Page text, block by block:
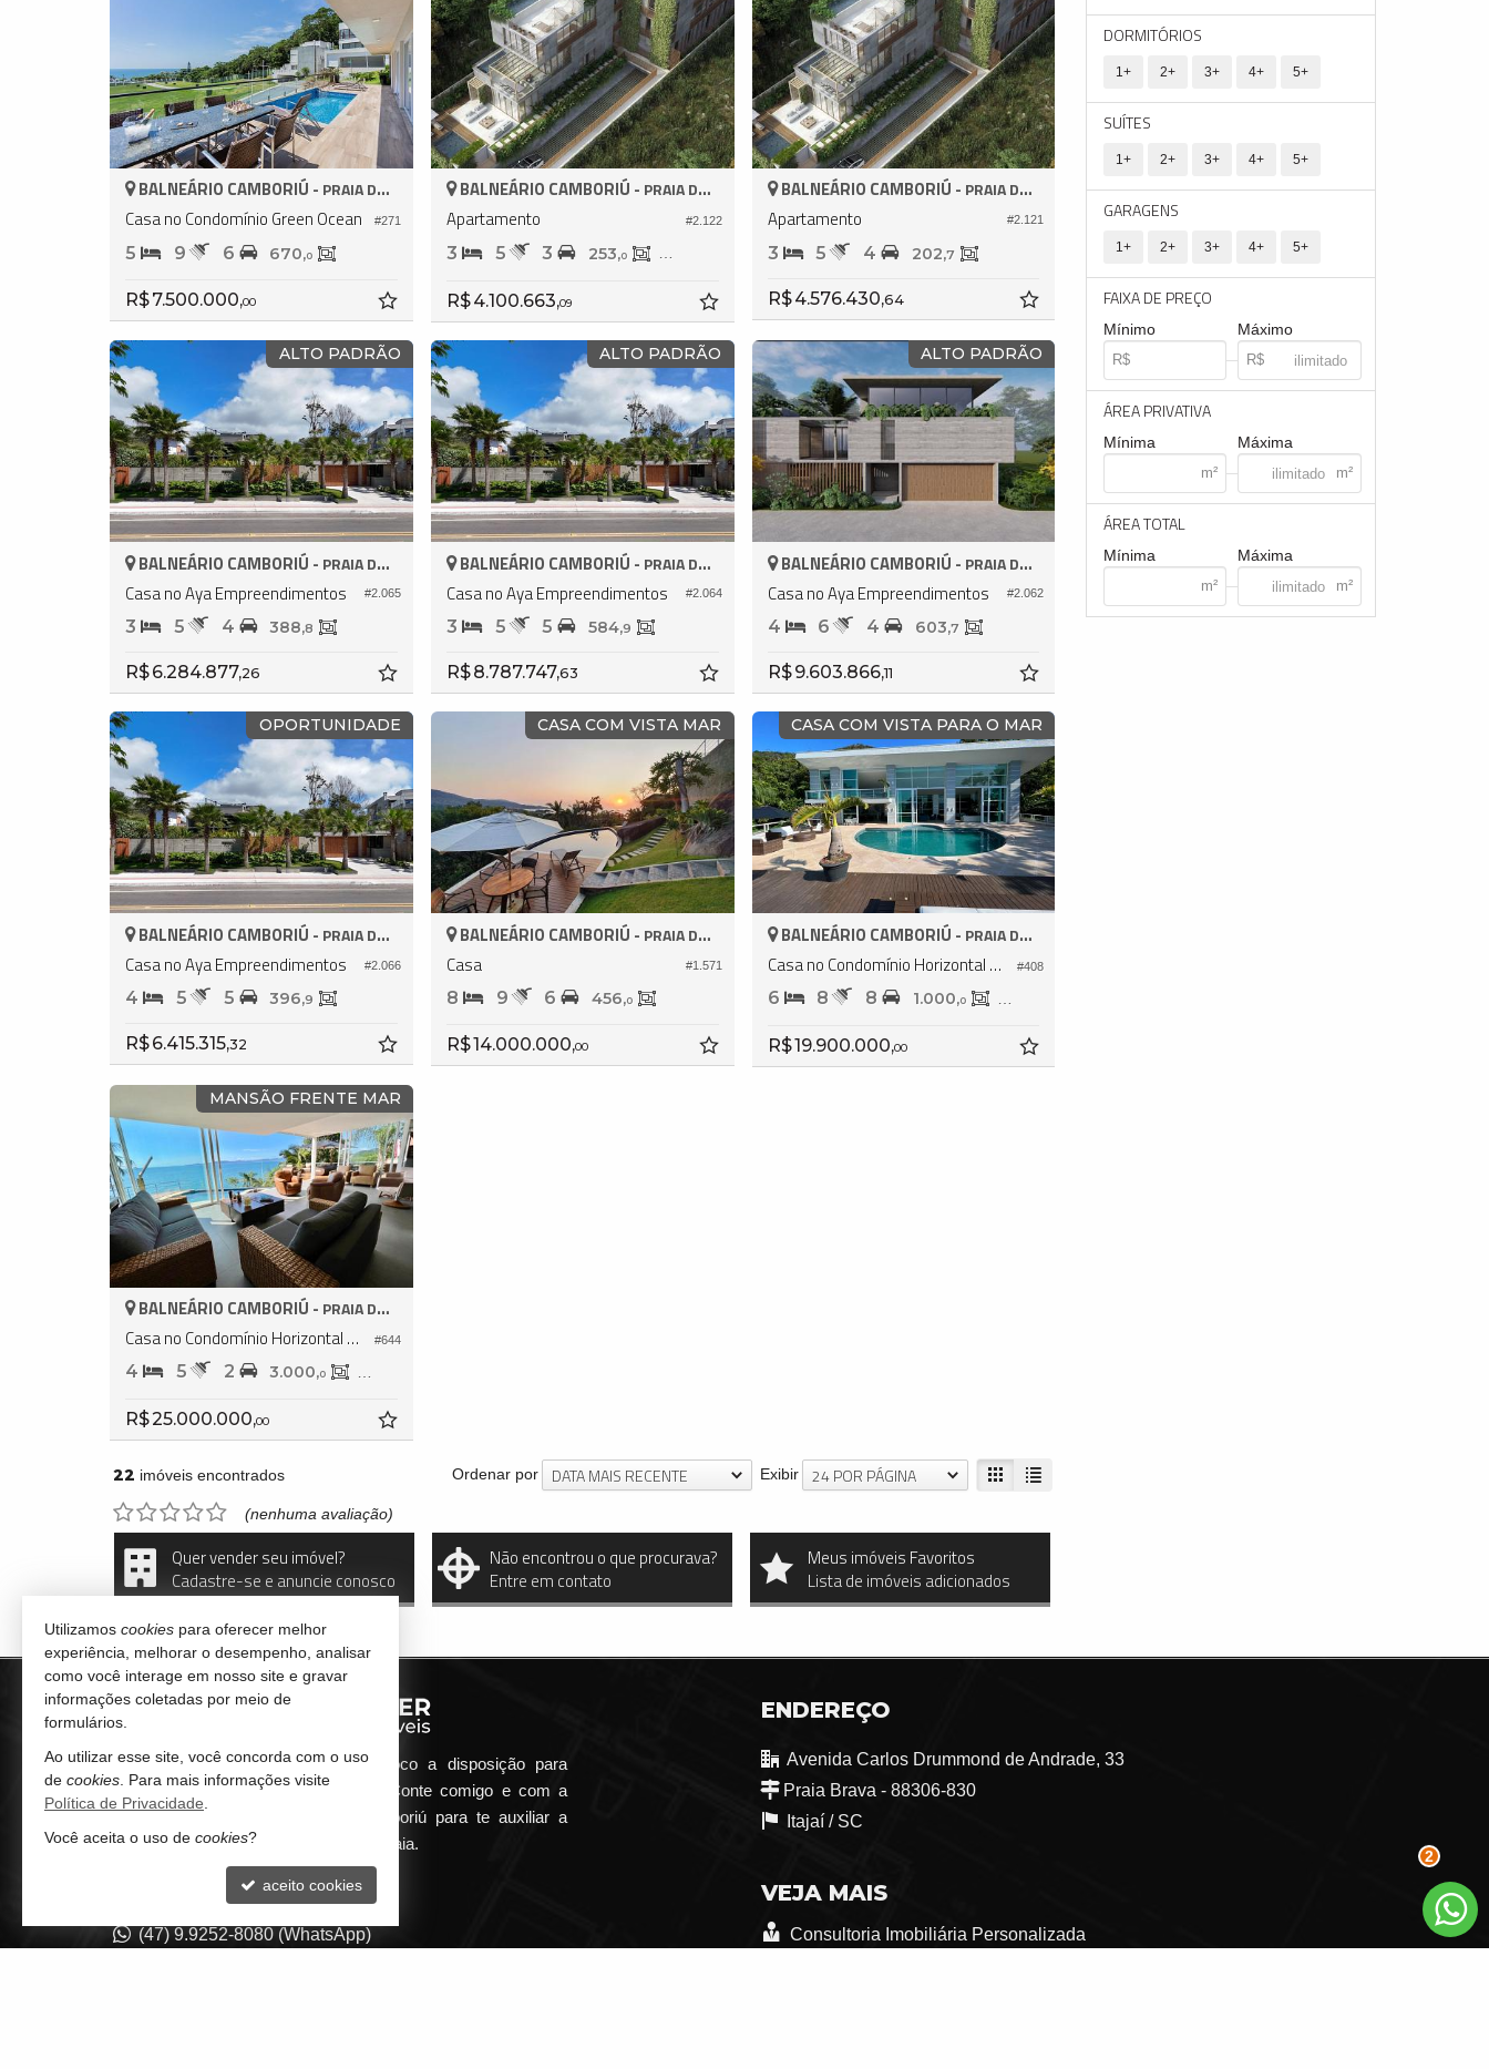
DORMITÓRIOS
1+ 2+ 3+ 4+ 5+
SUÍTES
1+ 2+ 3+ 4+ 5+
GARAGENS
1+ 2+ 3+ 4+ 5+
FAIXA DE PREÇO
Mínimo Máximo
ÁREA PRIVATIVA
Mínima Máxima
ÁREA TOTAL
Mínima Máxima
#271
BALNEÁRIO CAMBORIÚ - PRAIA DO ESTALEIRO
Casa no Condomínio Green Ocean
5 9 6 670,0
R$ 7.500.000,00
#2.122
BALNEÁRIO CAMBORIÚ - PRAIA DO ESTALEIRO
Apartamento
3 5 3 253,0 163,
R$ 4.100.663,09
#2.121
BALNEÁRIO CAMBORIÚ - PRAIA DO ESTALEIRO
Apartamento
3 5 4 202,7
R$ 4.576.430,64
ALTO PADRÃO
#2.065
BALNEÁRIO CAMBORIÚ - PRAIA DO ESTALEIRO
Casa no Aya Empreendimentos
3 5 4 388,8
R$ 6.284.877,26
ALTO PADRÃO
#2.064
BALNEÁRIO CAMBORIÚ - PRAIA DO ESTALEIRO
Casa no Aya Empreendimentos
3 5 5 584,9
R$ 8.787.747,63
ALTO PADRÃO
#2.062
BALNEÁRIO CAMBORIÚ - PRAIA DO ESTALEIRO
Casa no Aya Empreendimentos
4 6 4 603,7
R$ 9.603.866,11
OPORTUNIDADE
#2.066
BALNEÁRIO CAMBORIÚ - PRAIA DO ESTALEIRO
Casa no Aya Empreendimentos
4 5 5 396,9
R$ 6.415.315,32
CASA COM VISTA MAR
#1.571
BALNEÁRIO CAMBORIÚ - PRAIA DO ESTALEIRO
Casa
8 9 6 456,0
R$ 14.000.000,00
CASA COM VISTA PARA O MAR
#408
BALNEÁRIO CAMBORIÚ - PRAIA DO ESTALEIRO
Casa no Condomínio Horizontal Costa Azul
6 8 8 1.000,0 798,
R$ 19.900.000,00
MANSÃO FRENTE MAR
#644
BALNEÁRIO CAMBORIÚ - PRAIA DO ESTALEIRO
Casa no Condomínio Horizontal Costa Azul
4 5 2 3.000,0 400,
R$ 25.000.000,00
22 imóveis encontrados Exibir 24 POR PÁGINA
Ordenar por DATA MAIS RECENTE
(nenhuma avaliação)
Quer vender seu imóvel?
Cadastre-se e anuncie conosco
Não encontrou o que procurava?
Entre em contato
Meus imóveis Favoritos
Lista de imóveis adicionados
Qualquer dúvida que surgir me coloco a disposição para
atender de maneira ágil e eficiente. Conte comigo e com a
minha imobiliária em Balneário Camboriú para te auxiliar a
encontrar o seu imóvel ideal aqui na Praia.
ENDEREÇO
Avenida Carlos Drummond de Andrade, 33
Praia Brava - 88306-830
Itajaí / SC
(47) 9.9252-8080 (WhatsApp)
VEJA MAIS
Consultoria Imobiliária Personalizada
2
Utilizamos cookies para oferecer melhor
experiência, melhorar o desempenho, analisar
como você interage em nosso site e gravar
informações coletadas por meio de
formulários.
Ao utilizar esse site, você concorda com o uso
de cookies . Para mais informações visite
Política de Privacidade
Você aceita o uso de cookies?
aceito cookies